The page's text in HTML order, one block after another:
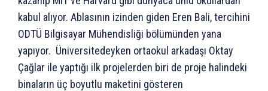
kabul alıyor. Ablasının izinden giden Eren Bali, tercihini
ODTÜ Bilgisayar Mühendisliği bölümünden yana
yapıyor. Üniversitedeyken ortaokul arkadaşı Oktay
Çağlar ile yaptığı ilk projelerden biri de proje halindeki
binaların üç boyutlu maketini gösteren